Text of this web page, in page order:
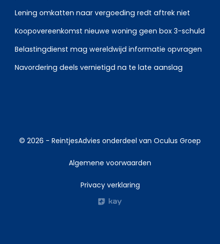
Lening omkatten naar vergoeding redt aftrek niet
Koopovereenkomst nieuwe woning geen box 3-schuld
Belastingdienst mag wereldwijd informatie opvragen
Navordering deels vernietigd na te late aanslag
© 2026 - ReintjesAdvies onderdeel van Oculus Groep
Algemene voorwaarden
Privacy verklaring